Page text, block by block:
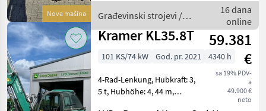
Nova mašina
Heizung (MSG75GL/521
Građevinski strojevi /
Kramer
16 dana
online
Kramer KL35.8T
59.381
€
sa 19% PDV-
a
49.900 €
neto
101 KS/74 kW God. pr. 2021 4340 h
4-Rad-Lenkung, Hubkraft: 3,
5 t, Hubhöhe: 4, 44 m,